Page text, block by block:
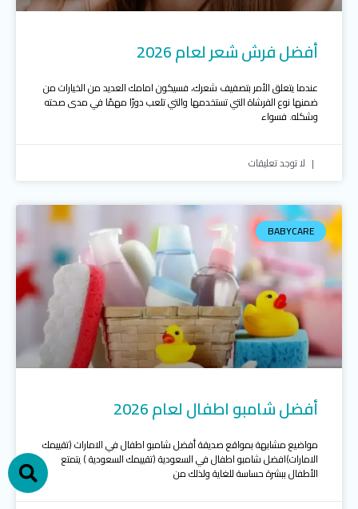
أفضل فرش شعر لعام 2026
عندما يتعلق الأمر بتصفيف شعرك، فسيكون امامك العديد من الخيارات من
ضمنها نوع الفرشاة التي تستخدمها والتي تلعب دورًا مهمًا في مدى صحته
وشكله. فسواء
لا توجد تعليقات
BABYCARE
أفضل شامبو اطفال لعام 2026
مواضيع مشابهة بمواقع صديقة أفضل شامبو اطفال في الامارات (تقييمك
الامارات)افضل شامبو اطفال في السعودية (تقييمك السعودية ) يتمتع
الأطفال ببشرة حساسة للغاية ولذلك من